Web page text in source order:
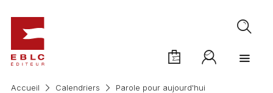
Accueil Calendriers Parole pour aujourd'hui